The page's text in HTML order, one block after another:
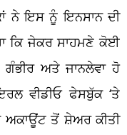
ਨੇ ਇਸ ਨੂੰ ਇਨਸਾਨ ਦੀ
ਕਿ ਜੇਕਰ ਸਾਹਮਣੇ ਕੋਈ
ਗੰਭੀਰ ਅਤੇ ਜਾਨਲੇਵਾ ਹੋ
ਵੀਡੀਓ ਫੇਸਬੁੱਕ ‘ਤੇ
ਅਕਾਊਂਟ ਤੋਂ ਸ਼ੇਅਰ ਕੀਤੀ